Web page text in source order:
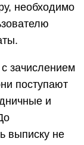
необходимо
зачислением
поступают
и
выписку не